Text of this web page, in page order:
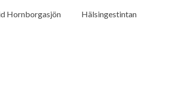
Hornborgasjön Hälsingestintan